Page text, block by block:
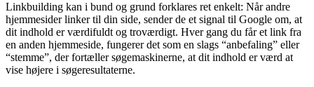
Linkbuilding kan i bund og grund forklares ret enkelt: Når andre
hjemmesider linker til din side, sender de et signal til Google om, at
dit indhold er værdifuldt og troværdigt. Hver gang du får et link fra
en anden hjemmeside, fungerer det som en slags “anbefaling” eller
“stemme”, der fortæller søgemaskinerne, at dit indhold er værd at
vise højere i søgeresultaterne.